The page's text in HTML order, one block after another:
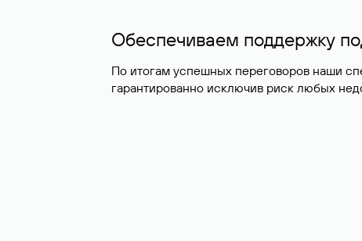
Обеспечиваем поддержку
По итогам успешных переговоров наши
гарантированно исключив риск любых